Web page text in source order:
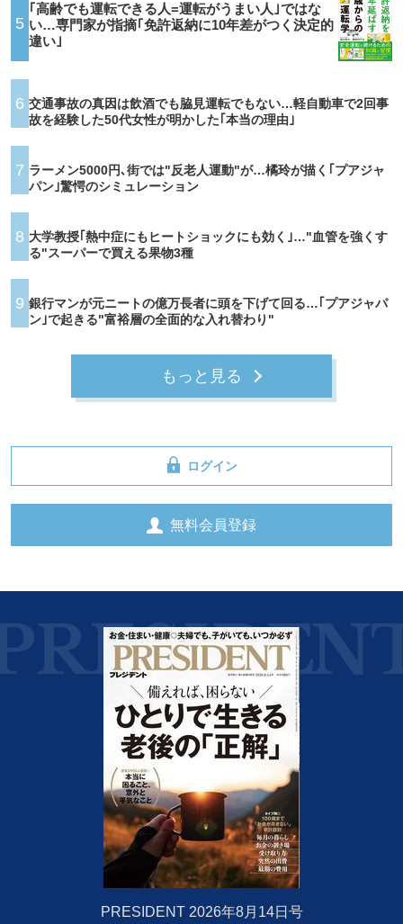
5
｢高齢でも運転できる人=運転がうまい人｣ではな
い…専門家が指摘｢免許返納に10年差がつく決定的
違い｣
6 交通事故の真因は飲酒でも脇見運転でもない…軽自動車で2回事
故を経験した50代女性が明かした｢本当の理由｣
7 ラーメン5000円､街では"反老人運動"が…橘玲が描く｢プアジャ
パン｣驚愕のシミュレーション
8 大学教授｢熱中症にもヒートショックにも効く｣…"血管を強くす
る"スーパーで買える果物3種
9 銀行マンが元ニートの億万長者に頭を下げて回る…｢プアジャパ
ン｣で起きる"富裕層の全面的な入れ替わり"
もっと見る
ログイン
無料会員登録
PRESIDENT 2026年8月14日号